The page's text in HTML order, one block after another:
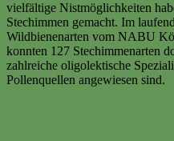
vielfältige Nistmöglichkeiten
Stechimmen gemacht. Im
Wildbienenarten vom NABU
konnten 127 Stechimmenarten
zahlreiche oligolektische
Pollenquellen angewiesen sind.